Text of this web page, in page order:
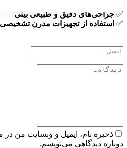
✅
✅جراحی‌های دقیق و طبیعی بینی
✅ استفاده از تجهیزات مدرن تشخیصی
ذخیره نام، ایمیل و وبسایت من در
دوباره دیدگاهی می‌نویسم.